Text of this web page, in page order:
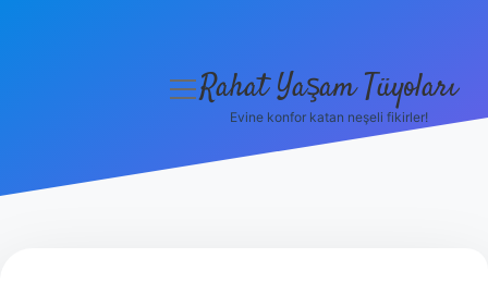
menüyü
Rahat Yaşam Tüyoları
Evine konfor katan neşeli fikirler!